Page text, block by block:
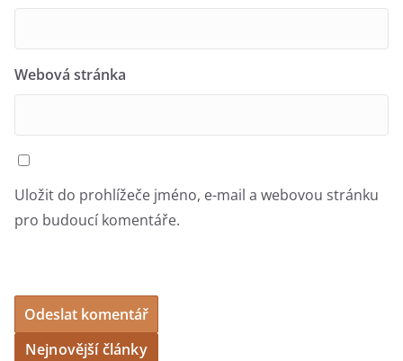
Webová stránka
Uložit do prohlížeče jméno, e-mail a webovou stránku
pro budoucí komentáře.
Nejnovější články